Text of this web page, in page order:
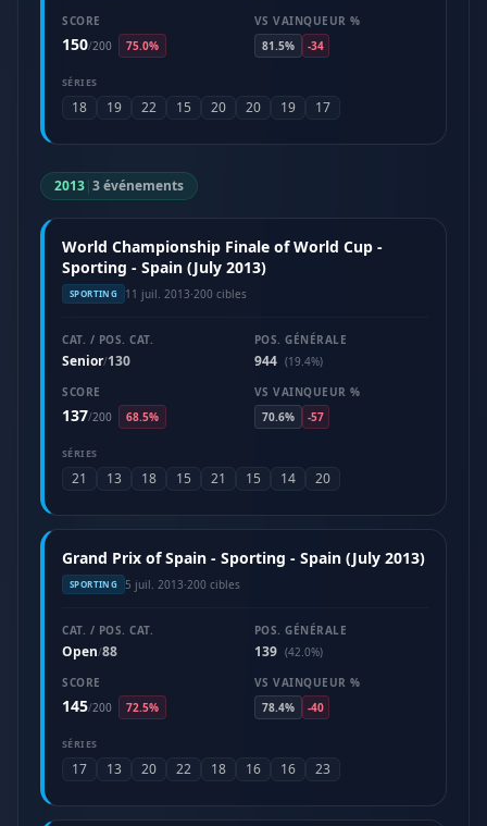
SCORE
150/200 75.0%
VS VAINQUEUR %
81.5%
-34
SÉRIES
18 19 22 15 20 20 19 17
2013|3 événements
World Championship Finale of World Cup -
Sporting - Spain (July 2013)
SPORTING 11 juil. 2013·200 cibles
CAT. / POS. CAT.
Senior/130
POS. GÉNÉRALE
944 (19.4%)
SCORE
137/200 68.5%
VS VAINQUEUR %
70.6%
-57
SÉRIES
21 13 18 15 21 15 14 20
Grand Prix of Spain - Sporting - Spain (July 2013)
SPORTING 5 juil. 2013·200 cibles
CAT. / POS. CAT.
Open/88
POS. GÉNÉRALE
139 (42.0%)
SCORE
145/200 72.5%
VS VAINQUEUR %
78.4%
-40
SÉRIES
17 13 20 22 18 16 16 23